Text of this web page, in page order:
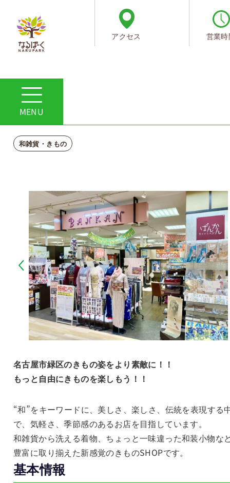
アクセス 営業
BANKAN
和雑貨・きもの
名古屋市緑区のきもの姿をより素敵に！！
もっと自由にきものを楽しもう！！
“和”をキーワードに、美しさ、楽しさ、伝統を表現する
で、気軽さ、季節感のあるお店を目指しています。
和雑貨から洗える着物、ちょっと一味違った和装小物な
豊富に取り揃えた新感覚のきものSHOPです。
基本情報